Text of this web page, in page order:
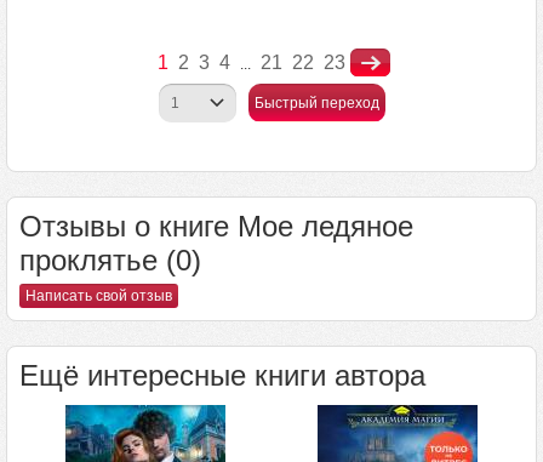
1 2 3 4 ... 21 22 23
Быстрый переход
Отзывы о книге Мое ледяное
проклятье (0)
Написать свой отзыв
Ещё интересные книги автора